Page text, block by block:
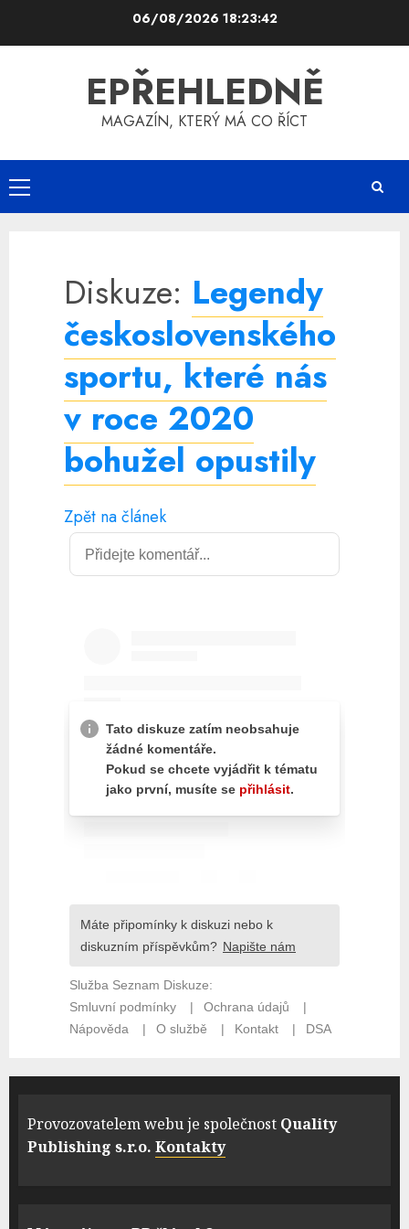
06/08/2026 18:23:42
EPŘEHLEDNĚ
MAGAZÍN, KTERÝ MÁ CO ŘÍCT
Primary
Menu
Diskuze: Legendy
československého
sportu, které nás
v roce 2020
bohužel opustily
Zpět na článek
Provozovatelem webu je společnost Quality
Publishing s.r.o. Kontakty